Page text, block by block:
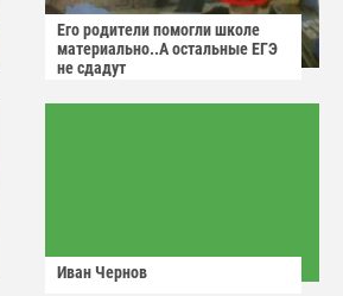
Его родители помогли школе
материально..А остальные ЕГЭ
не сдадут
Иван Чернов